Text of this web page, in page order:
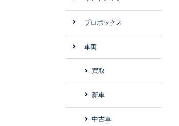
プロボックス
車両
買取
新車
中古車